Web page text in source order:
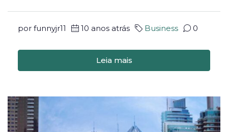
por funnyjr11 10 anos atrás Business 0
Leia mais